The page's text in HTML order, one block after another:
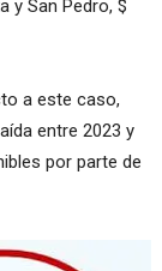
y San Pedro, $
a este caso,
entre 2023 y
por parte de